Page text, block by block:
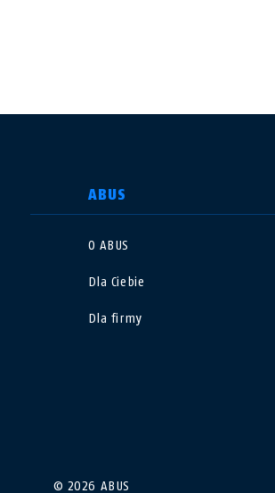
ABUS
O ABUS
Dla Ciebie
Dla firmy
© 2026 ABUS
WYBIERZ KRAJ
Canada
EN